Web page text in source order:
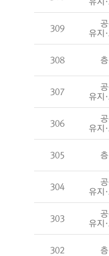
309
유지
308
307
유지
306
유지
305
304
유지
303
유지
302